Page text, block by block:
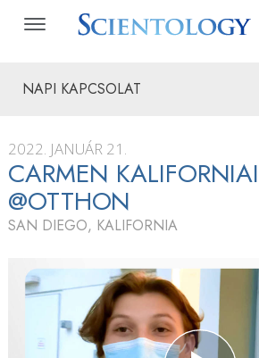
NAPI KAPCSOLAT
2022. JANUÁR 21.
CARMEN
@OTTHON
SAN DIEGO, KALIFORNIA